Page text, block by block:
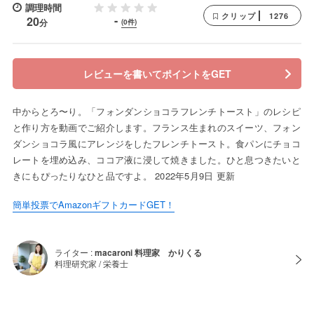
調理時間
20分 - (0件)
クリップ 1276
レビューを書いてポイントをGET
中からとろ〜り。「フォンダンショコラフレンチトースト」のレシピ
と作り方を動画でご紹介します。フランス生まれのスイーツ、フォン
ダンショコラ風にアレンジをしたフレンチトースト。食パンにチョコ
レートを埋め込み、ココア液に浸して焼きました。ひと息つきたいと
きにもぴったりなひと品ですよ。 2022年5月9日 更新
簡単投票でAmazonギフトカードGET！
ライター :macaroni 料理家 かりくる
料理研究家 / 栄養士